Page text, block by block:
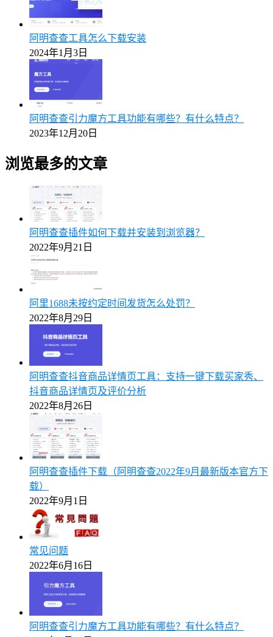
阿明查查工具怎么下载安装
2024年1月3日
阿明查查引力魔方工具功能有哪些？有什么特点？
2023年12月20日
浏览最多的文章
阿明查查插件如何下载并安装到浏览器？
2022年9月21日
阿里1688未按约定时间发货怎么处罚？
2022年8月29日
阿明查查抖音商品详情页工具：支持一键下载买家秀、
抖音商品详情页及评价分析
2022年8月26日
阿明查查插件下载（阿明查查2022年9月最新版本官方下
载）
2022年9月1日
常见问题
2022年6月16日
阿明查查引力魔方工具功能有哪些？有什么特点？